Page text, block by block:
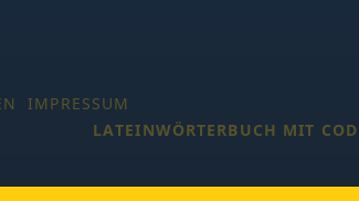
IMPRESSUM
LATEINWÖRTERBUCH MIT